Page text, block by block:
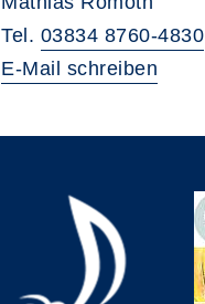
Tel. 03834 8760-4830
E-Mail schreiben